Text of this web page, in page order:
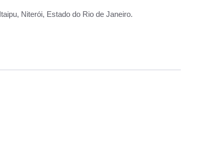
Niterói, Estado do Rio de Janeiro.